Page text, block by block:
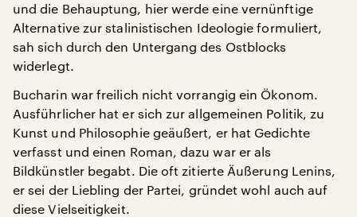
und die Behauptung, hier werde eine vernünftige
Alternative zur stalinistischen Ideologie formuliert,
sah sich durch den Untergang des Ostblocks
widerlegt.
Bucharin war freilich nicht vorrangig ein Ökonom.
Ausführlicher hat er sich zur allgemeinen Politik, zu
Kunst und Philosophie geäußert, er hat Gedichte
verfasst und einen Roman, dazu war er als
Bildkünstler begabt. Die oft zitierte Äußerung Lenins,
er sei der Liebling der Partei, gründet wohl auch auf
diese Vielseitigkeit.